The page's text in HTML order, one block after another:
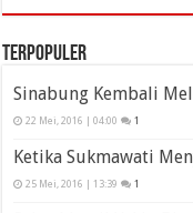
Terpopuler
Sinabung Kembali
22 Mei, 2016 | 04:00 1
Ketika Sukmawati
25 Mei, 2016 | 13:39 1